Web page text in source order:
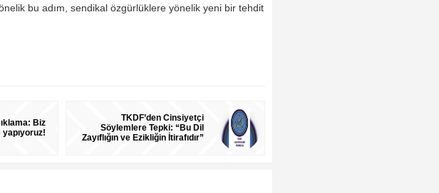
bu adım, sendikal özgürlüklere yönelik yeni bir tehdit
Biz
TKDF’den Cinsiyetçi
Söylemlere Tepki: “Bu Dil
Zayıflığın ve Ezikliğin İtirafıdır”